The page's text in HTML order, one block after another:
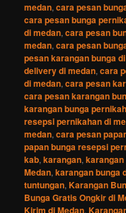
medan,cara pesan
cara pesan bunga
di medan,cara pesan
medan,cara pesan
pesan karangan bunga
delivery di medan,cara
di medan,cara pesan
cara pesan karangan
karangan bunga
resepsi pernikahan di
medan,cara pesan
papan bunga resepsi
kab,karangan,karangan
Medan,karangan bunga
tuntungan,Karangan
Bunga Gratis Ongkir di
Kirim di Medan,